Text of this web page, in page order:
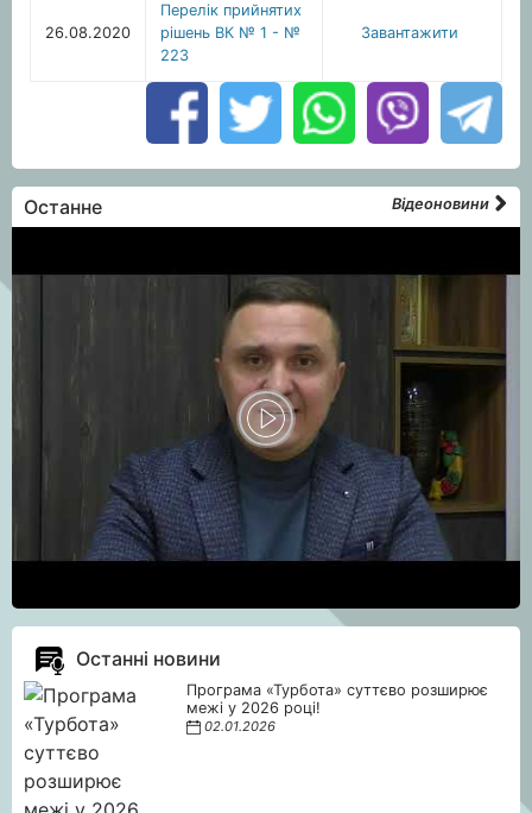
26.08.2020
Перелік прийнятих
рішень ВК № 1 - №
223
Завантажити
Останне Відеоновини
Останні новини
Програма «Турбота» суттєво розширює
межі у 2026 році!
02.01.2026